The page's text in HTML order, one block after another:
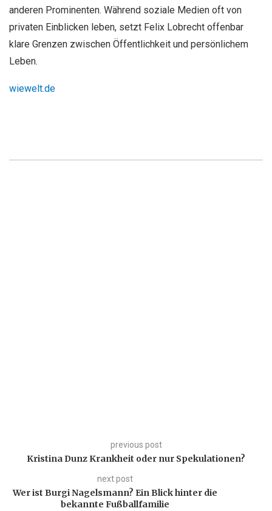
anderen Prominenten. Während soziale Medien oft von
privaten Einblicken leben, setzt Felix Lobrecht offenbar
klare Grenzen zwischen Öffentlichkeit und persönlichem
Leben.
wiewelt.de
previous post
Kristina Dunz Krankheit oder nur Spekulationen?
next post
Wer ist Burgi Nagelsmann? Ein Blick hinter die
bekannte Fußballfamilie